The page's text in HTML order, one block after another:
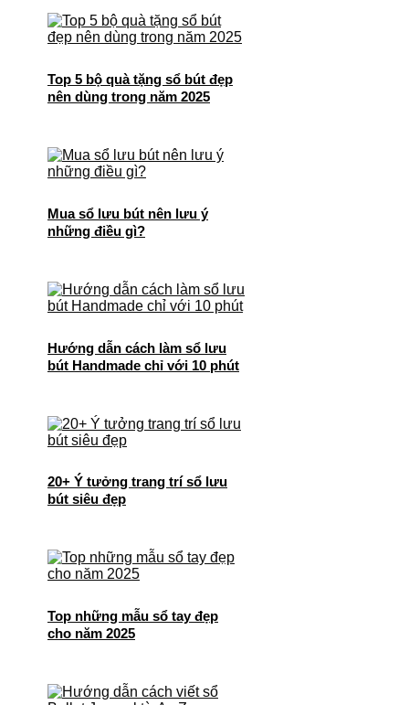
Top 5 bộ quà tặng sổ bút đẹp
nên dùng trong năm 2025
Mua sổ lưu bút nên lưu ý
những điều gì?
Hướng dẫn cách làm sổ lưu
bút Handmade chỉ với 10 phút
20+ Ý tưởng trang trí sổ lưu
bút siêu đẹp
Top những mẫu sổ tay đẹp
cho năm 2025